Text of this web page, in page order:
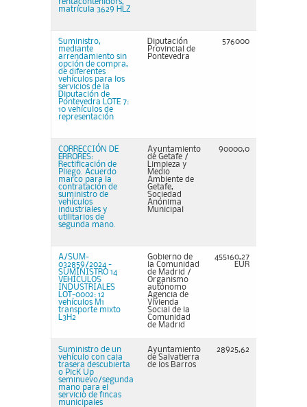
rentacontenidors,
matrícula 3629 HLZ
Suministro,
mediante
arrendamiento sin
opción de compra,
de diferentes
vehículos para los
servicios de la
Diputación de
Pontevedra LOTE 7:
10 vehículos de
representación
Diputación
Provincial de
Pontevedra
576000
CORRECCIÓN DE
ERRORES:
Rectificación de
Pliego. Acuerdo
marco para la
contratación de
suministro de
vehículos
industriales y
utilitarios de
segunda mano.
Ayuntamiento
de Getafe /
Limpieza y
Medio
Ambiente de
Getafe,
Sociedad
Anónima
Municipal
90000,0
A/SUM-
032859/2024 -
SUMINISTRO 14
VEHÍCULOS
INDUSTRIALES
LOT-0002: 12
vehículos M1
transporte mixto
L3H2
Gobierno de
la Comunidad
de Madrid /
Organismo
autónomo
Agencia de
Vivienda
Social de la
Comunidad
de Madrid
455160,27
EUR
Suministro de un
vehículo con caja
trasera descubierta
o PicK Up
seminuevo/segunda
mano para el
servicio de fincas
municipales
Ayuntamiento
de Salvatierra
de los Barros
28925,62